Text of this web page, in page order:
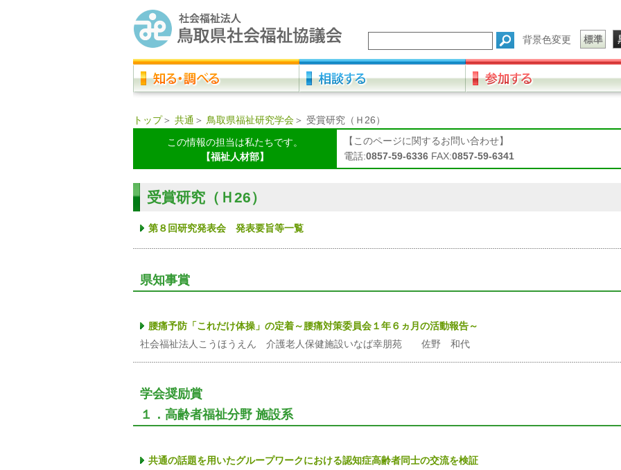
背景色変更
トップ＞ 共通 ＞ 鳥取県福祉研究学会＞ 受賞研究（Ｈ26）
この情報の担当は私たちです。
【福祉人材部】
【このページに関するお問い合わせ】
電話:0857-59-6336 FAX:0857-59-6341
受賞研究（Ｈ26）
第８回研究発表会 発表要旨等一覧
県知事賞
腰痛予防「これだけ体操」の定着～腰痛対策委員会１年６ヵ月の活動報告～
社会福祉法人こうほうえん 介護老人保健施設いなば幸朋苑 佐野 和代
学会奨励賞
１．高齢者福祉分野 施設系
共通の話題を用いたグループワークにおける認知症高齢者同士の交流を検証